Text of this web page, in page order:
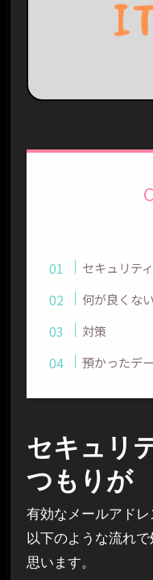
セキュリテ
何が良くな
対策
預かったデ
セキュリ
つもりが
有効なメールアドレスかどうかを検証するために
以下のような流れ
思います。